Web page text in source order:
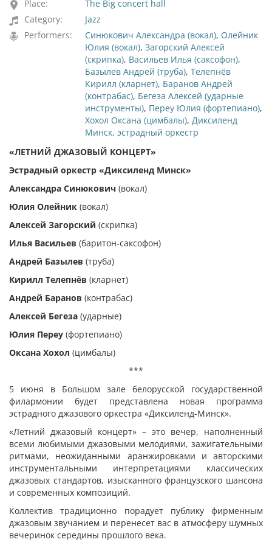
Place:
The Big concert hall
Category:
Jazz
Performers:
Синюкович Александра (вокал), Олейник
Юлия (вокал), Загорский Алексей
(скрипка), Васильев Илья (саксофон),
Базылев Андрей (труба), Телепнёв
Кирилл (кларнет), Баранов Андрей
(контрабас), Бегеза Алексей (ударные
инструменты), Переу Юлия (фортепиано),
Хохол Оксана (цимбалы), Диксиленд
Минск, эстрадный оркестр
«ЛЕТНИЙ ДЖАЗОВЫЙ КОНЦЕРТ»
Эстрадный оркестр «Диксиленд Минск»
Александра Синюкович (вокал)
Юлия Олейник (вокал)
Алексей Загорский (скрипка)
Илья Васильев (баритон-саксофон)
Андрей Базылев (труба)
Кирилл Телепнёв (кларнет)
Андрей Баранов (контрабас)
Алексей Бегеза (ударные)
Юлия Переу (фортепиано)
Оксана Хохол (цимбалы)
***
5 июня в Большом зале белорусской государственной
филармонии будет представлена новая программа
эстрадного джазового оркестра «Диксиленд-Минск».
«Летний джазовый концерт» – это вечер, наполненный
всеми любимыми джазовыми мелодиями, зажигательными
ритмами, неожиданными аранжировками и авторскими
инструментальными интерпретациями классических
джазовых стандартов, изысканного французского шансона
и современных композиций.
Коллектив традиционно порадует публику фирменным
джазовым звучанием и перенесет вас в атмосферу шумных
вечеринок середины прошлого века.